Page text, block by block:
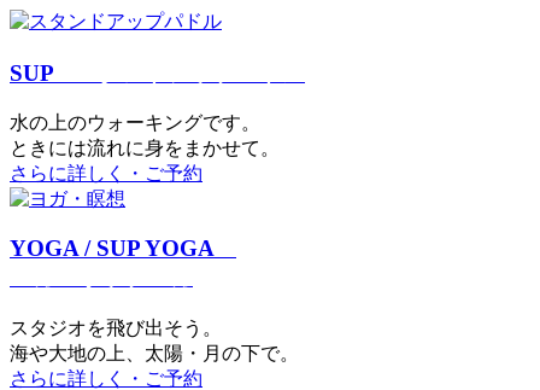
SUP
⽔の上のウォーキングです。
ときには流れに身をまかせて。
さらに詳しく・ご予約
YOGA / SUP YOGA
スタジオを⾶び出そう。
海や大地の上、太陽・⽉の下で。
さらに詳しく・ご予約